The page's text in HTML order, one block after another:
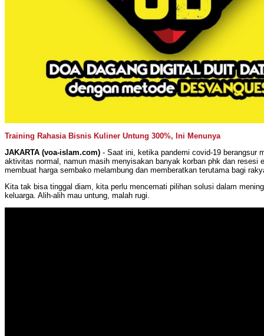
Training Rahasia Bisnis Kuliner Untung 300%, Ini Menunya
JAKARTA (voa-islam.com) - Saat ini, ketika pandemi covid-19 berangsur
aktivitas normal, namun masih menyisakan banyak korban phk dan resesi
membuat harga sembako melambung dan memberatkan terutama bagi
Kita tak bisa tinggal diam, kita perlu mencemati pilihan solusi dalam
keluarga. Alih-alih mau untung, malah rugi.